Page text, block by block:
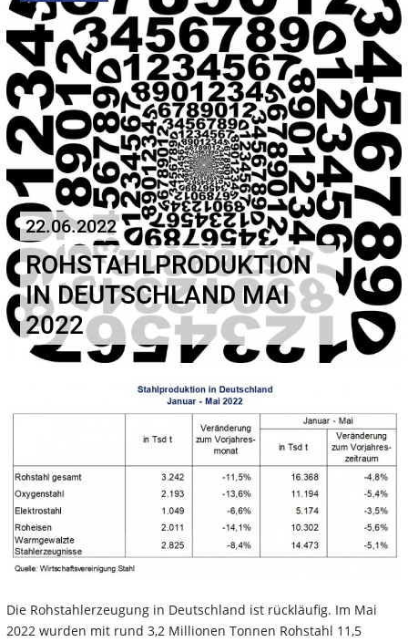
22.06.2022
ROHSTAHLPRODUKTION
IN DEUTSCHLAND MAI
2022
Die Rohstahlerzeugung in Deutschland ist rückläufig. Im Mai
2022 wurden mit rund 3,2 Millionen Tonnen Rohstahl 11,5